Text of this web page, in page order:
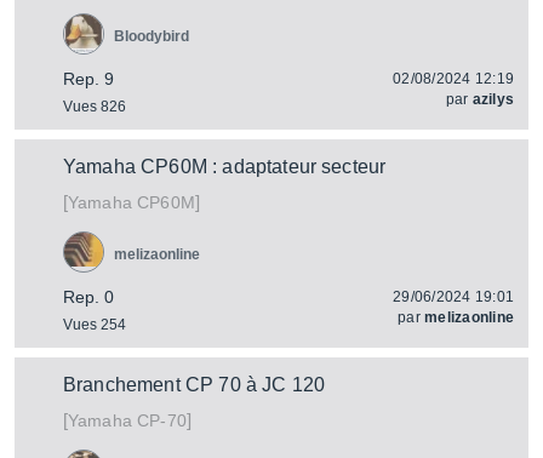
Rep. 9
Vues 826
Bloodybird
02/08/2024 12:19
par azilys
Yamaha CP60M : adaptateur secteur
[Yamaha CP60M]
Rep. 0
Vues 254
melizaonline
29/06/2024 19:01
parmelizaonline
Branchement CP 70 à JC 120
[Yamaha CP-70]